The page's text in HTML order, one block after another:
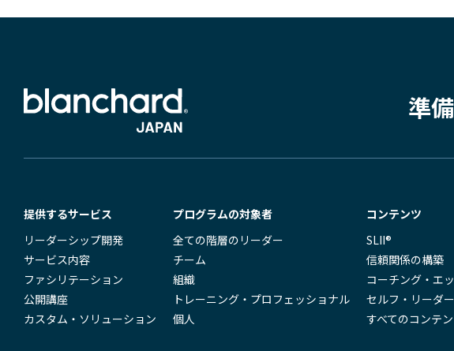
準
提供するサービス
リーダーシップ開発
サービス内容
ファシリテーション
公開講座
カスタム・ソリューション
プログラムの対象者
全ての階層のリーダー
チーム
組織
トレーニング・プロフェッショナル
個人
コンテンツ
SLII®
信頼関係の構築
コーチング・エ
セルフ・リーダ
すべてのコンテ
セルフ・リーダーシップ
チーム・リーダーシップ